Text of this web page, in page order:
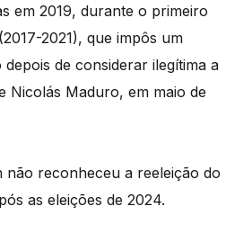
em 2019, durante o primeiro
2021), que impôs um
de considerar ilegítima a
Nicolás Maduro, em maio de
não reconheceu a reeleição do
as eleições de 2024.